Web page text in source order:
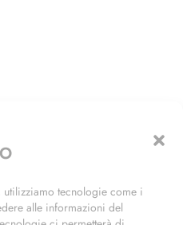
tecnologie come i
alle informazioni del
Sul Naviglio (MI)